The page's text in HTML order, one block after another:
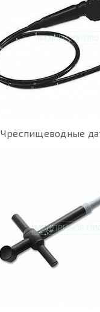
Чреспищеводные